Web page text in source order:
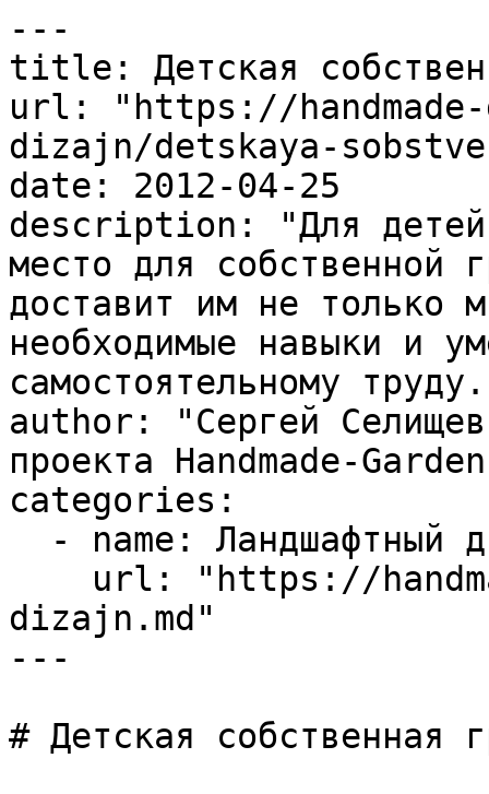
---
title: Детская
url: "https://
dizajn/detskaya-
date: 2012-04-25
description: "Для детей
место для собственной
доставит им не только
необходимые навыки и
самостоятельному
author: "Сергей
проекта Handmade-
categories:
dizajn.md"
---
# Детская собственная